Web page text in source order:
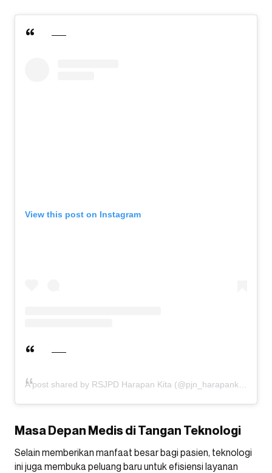
View this post on Instagram
A post shared by RSJPD Harapan Kita (@pjn_harapankita)
Masa Depan Medis di Tangan Teknologi
Selain memberikan manfaat besar bagi pasien, teknologi
ini juga membuka peluang baru untuk efisiensi layanan